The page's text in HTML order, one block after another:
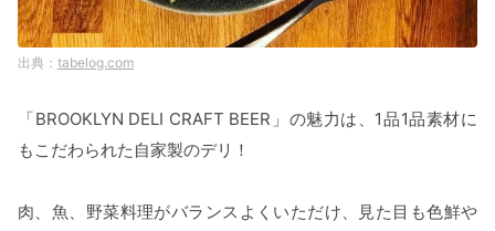
tabelog.com
「BROOKLYN DELI CRAFT BEER」の魅力は、1品1品素材に
もこだわられた自家製のデリ！
肉、魚、野菜料理がバランスよくいただけ、見た目も色鮮や